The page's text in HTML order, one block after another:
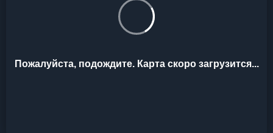
Пожалуйста, подождите. Карта скоро загрузится...